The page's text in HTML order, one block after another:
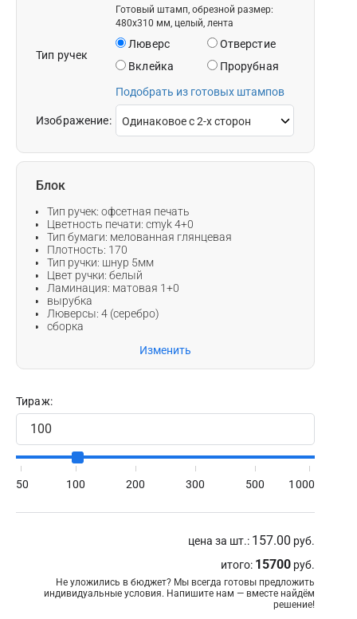
Готовый штамп, обрезной размер:
480x310 мм, целый, лента
Тип ручек
Люверс
Отверстие
Вклейка
Прорубная
Подобрать из готовых штампов
Изображение:
Блок
Тип ручек: офсетная печать
Цветность печати: cmyk 4+0
Тип бумаги: мелованная глянцевая
Плотность: 170
Тип ручки: шнур 5мм
Цвет ручки: белый
Ламинация: матовая 1+0
вырубка
Люверсы: 4 (серебро)
сборка
Офсетная печать
Шелкотрафаретная печать
Цветность печати
CMYK
Pantone +
Плотность
Изменить
Тираж:
50 100 200 300 500 1000
цена за шт.: 157.00 руб.
итого: 15700 руб.
Не уложились в бюджет? Мы всегда готовы предложить
индивидуальные условия. Напишите нам — вместе найдём
решение!